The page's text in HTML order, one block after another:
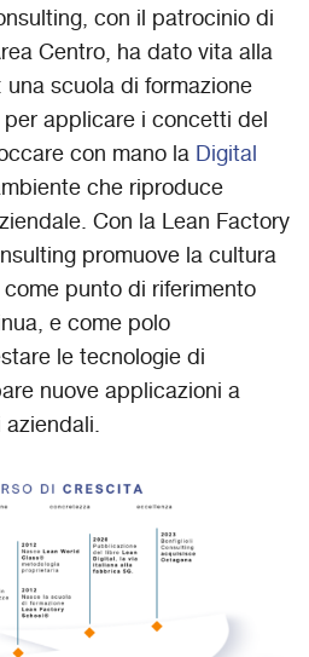
con il patrocinio di
Centro, ha dato vita alla
una scuola di formazione
applicare i concetti del
con mano la Digital
che riproduce
Con la Lean Factory
promuove la cultura
punto di riferimento
e come polo
le tecnologie di
nuove applicazioni a